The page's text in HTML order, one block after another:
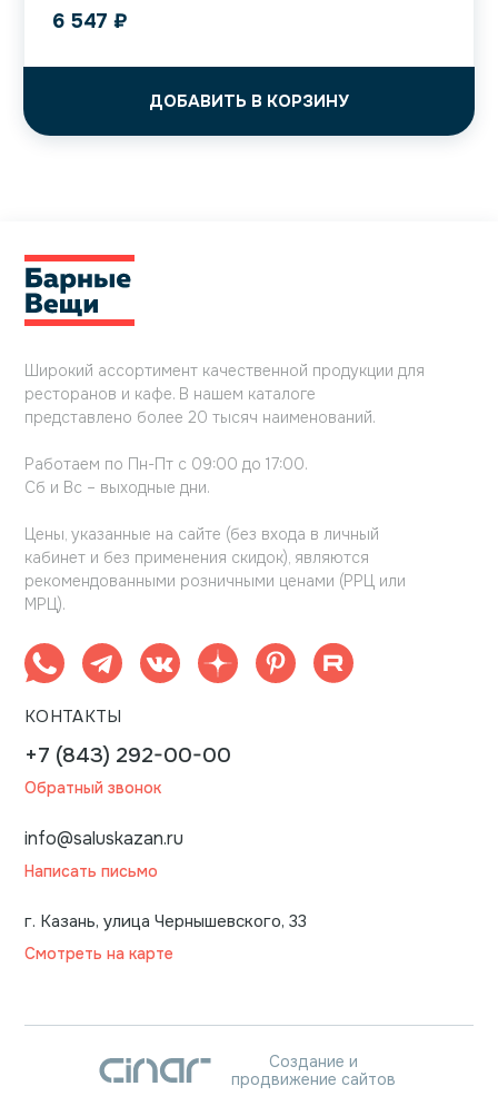
6 547 ₽
ДОБАВИТЬ В КОРЗИНУ
Широкий ассортимент качественной продукции для
ресторанов и кафе. В нашем каталоге
представлено более 20 тысяч наименований.
Работаем по Пн-Пт с 09:00 до 17:00.
Сб и Вс – выходные дни.
Цены, указанные на сайте (без входа в личный
кабинет и без применения скидок), являются
рекомендованными розничными ценами (РРЦ или
МРЦ).
КОНТАКТЫ
+7 (843) 292-00-00
Обратный звонок
info@saluskazan.ru
Написать письмо
г. Казань, улица Чернышевского, 33
Смотреть на карте
Создание и
продвижение сайтов